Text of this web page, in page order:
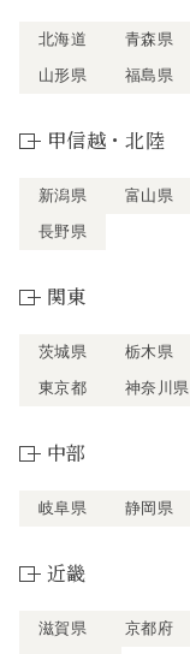
北海道 青森県
山形県
福島県
甲信越・北陸
新潟県 富山県
長野県
関東
茨城県 栃木県
東京都
神奈川県
中部
岐阜県 静岡県
近畿
滋賀県 京都府